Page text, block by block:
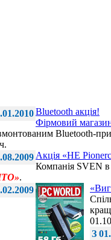
Bluetooth акція!
Фірмовий
Bluetooth-
Акція «НЕ
Компанія SVEN в
.
З